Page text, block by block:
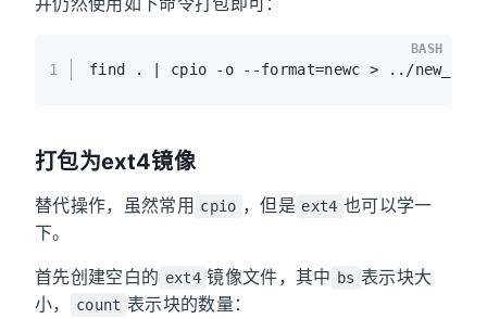
1 find . | cpio -o --format=newc > ../
BASH
打包为ext4镜像
替代操作，虽然常用 cpio ，但是 ext4 也可以学一
下。
首先创建空白的 ext4 镜像文件，其中 bs 表示块大
小，
count 表示块的数量：